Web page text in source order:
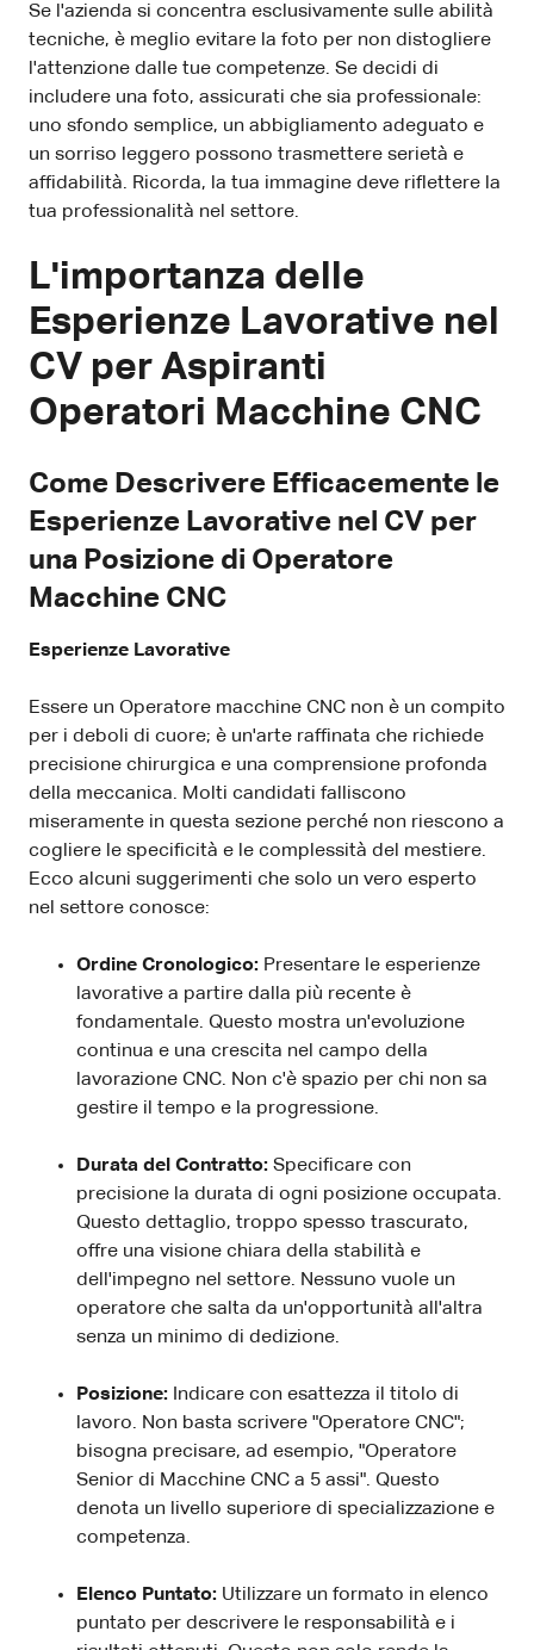
Se l'azienda si concentra esclusivamente sulle abilità
tecniche, è meglio evitare la foto per non distogliere
l'attenzione dalle tue competenze. Se decidi di
includere una foto, assicurati che sia professionale:
uno sfondo semplice, un abbigliamento adeguato e
un sorriso leggero possono trasmettere serietà e
affidabilità. Ricorda, la tua immagine deve riflettere la
tua professionalità nel settore.
L'importanza delle
Esperienze Lavorative nel
CV per Aspiranti
Operatori Macchine CNC
Come Descrivere Efficacemente le
Esperienze Lavorative nel CV per
una Posizione di Operatore
Macchine CNC
Esperienze Lavorative
Essere un Operatore macchine CNC non è un compito
per i deboli di cuore; è un'arte raffinata che richiede
precisione chirurgica e una comprensione profonda
della meccanica. Molti candidati falliscono
miseramente in questa sezione perché non riescono a
cogliere le specificità e le complessità del mestiere.
Ecco alcuni suggerimenti che solo un vero esperto
nel settore conosce:
Ordine Cronologico: Presentare le esperienze
lavorative a partire dalla più recente è
fondamentale. Questo mostra un'evoluzione
continua e una crescita nel campo della
lavorazione CNC. Non c'è spazio per chi non sa
gestire il tempo e la progressione.
Durata del Contratto: Specificare con
precisione la durata di ogni posizione occupata.
Questo dettaglio, troppo spesso trascurato,
offre una visione chiara della stabilità e
dell'impegno nel settore. Nessuno vuole un
operatore che salta da un'opportunità all'altra
senza un minimo di dedizione.
Posizione: Indicare con esattezza il titolo di
lavoro. Non basta scrivere "Operatore CNC";
bisogna precisare, ad esempio, "Operatore
Senior di Macchine CNC a 5 assi". Questo
denota un livello superiore di specializzazione e
competenza.
Elenco Puntato: Utilizzare un formato in elenco
puntato per descrivere le responsabilità e i